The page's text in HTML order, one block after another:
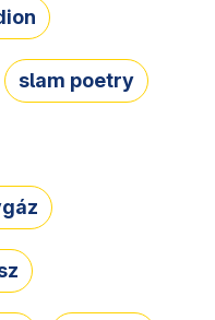
slam poetry